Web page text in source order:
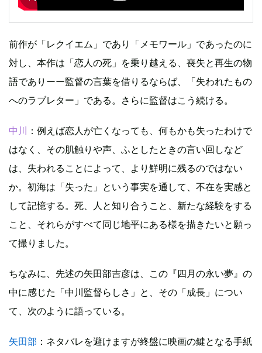
前作が「レクイエム」であり「メモワール」であったのに
対し、本作は「恋人の死」を乗り越える、喪失と再生の物
語でありーー監督の言葉を借りるならば、「失われたもの
へのラブレター」である。さらに監督はこう続ける。
中川 ：例えば恋人が亡くなっても、何もかも失ったわけで
はなく、その肌触りや声、ふとしたときの言い回しなど
は、失われることによって、より鮮明に残るのではない
か。初海は「失った」という事実を通して、不在を実感と
して記憶する。死、人と知り合うこと、新たな経験をする
こと、それらがすべて同じ地平にある様を描きたいと願っ
て撮りました。
ちなみに、先述の矢田部吉彦は、この『四月の永い夢』の
中に感じた「中川監督らしさ」と、その「成長」につい
て、次のように語っている。
矢田部 ：ネタバレを避けますが終盤に映画の鍵となる手紙